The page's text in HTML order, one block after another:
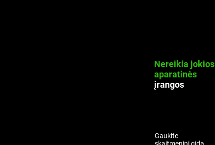
Nereikia jokios
aparatinės
įrangos
Gaukite